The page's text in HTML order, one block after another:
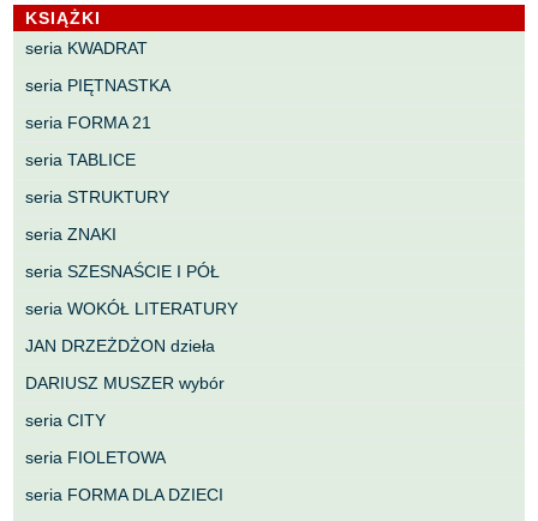
KSIĄŻKI
seria KWADRAT
seria PIĘTNASTKA
seria FORMA 21
seria TABLICE
seria STRUKTURY
seria ZNAKI
seria SZESNAŚCIE I PÓŁ
seria WOKÓŁ LITERATURY
JAN DRZEŻDŻON dzieła
DARIUSZ MUSZER wybór
seria CITY
seria FIOLETOWA
seria FORMA DLA DZIECI